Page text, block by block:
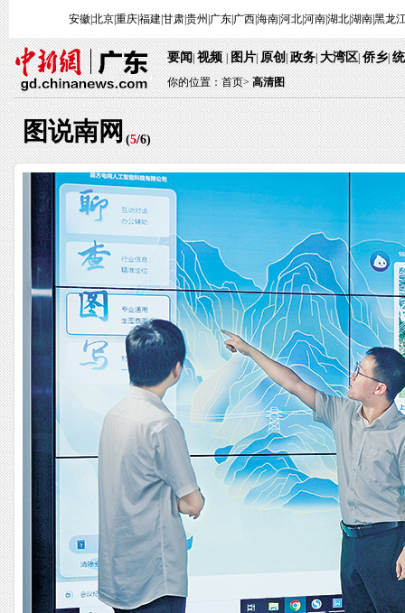
安徽北京重庆福建甘肃贵州 广东 广西海南河北河南湖北湖南黑龙
要闻|视频|图片|原创|政务|大湾区|侨乡|
你的位置：首页>高清图
图说南网(5/6)